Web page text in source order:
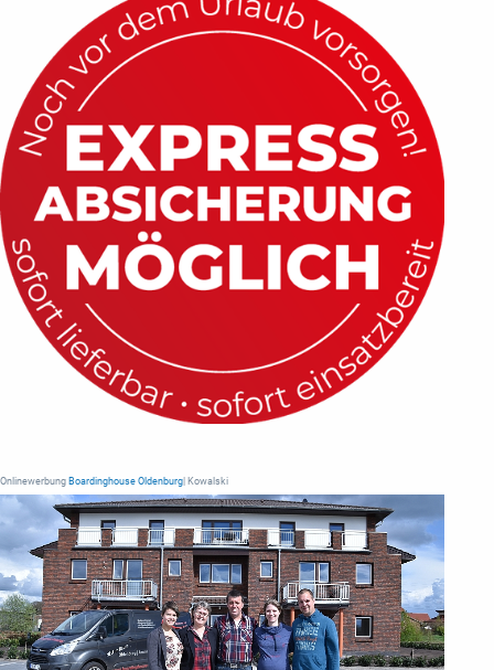
Onlinewerbung Boardinghouse Oldenburg | Kowalski